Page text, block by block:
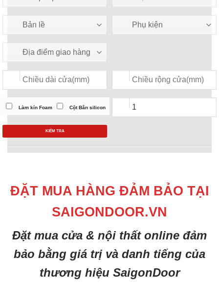
Làm kín Foam Cột Bắn silicon
KIỂM TRA
ĐẶT MUA HÀNG ĐẢM BẢO TẠI
SAIGONDOOR.VN
Đặt mua cửa & nội thất online đảm
bảo bằng giá trị và danh tiếng của
thương hiệu SaigonDoor